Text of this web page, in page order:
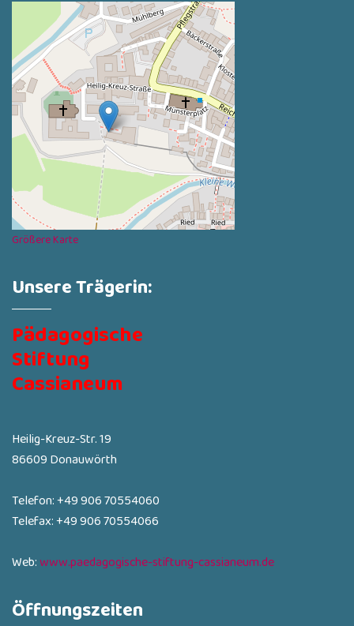
Größere Karte
Unsere Trägerin:
Pädagogische
Stiftung
Cassianeum
Heilig-Kreuz-Str. 19
86609 Donauwörth
Telefon: +49 906 70554060
Telefax: +49 906 70554066
Web:www.paedagogische-stiftung-cassianeum.de
Öffnungszeiten